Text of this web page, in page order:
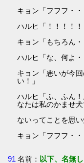
キョン「フフフ・・
ハルヒ「！！！！！
キョン「もちろん
ハルヒ「な、何よ
キョン「悪いが今
い！」
ハルヒ「ふ、ふん
なたは私のかませ
ないってことを思
キョン「フフフ・・
91 名前： 以下、名無